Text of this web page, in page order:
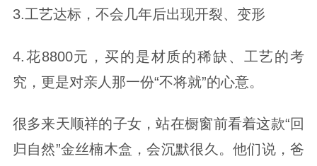
3.工艺达标，不会几年后出现开裂、变形
4.花8800元，买的是材质的稀缺、工艺的考
究，更是对亲人那一份“不将就”的心意。
很多来天顺祥的子女，站在橱窗前看着这款“回
归自然”金丝楠木盒，会沉默很久。他们说，爸